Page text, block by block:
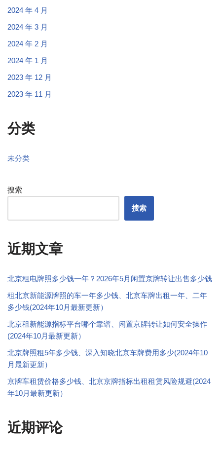
2024 年 4 月
2024 年 3 月
2024 年 2 月
2024 年 1 月
2023 年 12 月
2023 年 11 月
分类
未分类
搜索
搜索
近期文章
北京租电牌照多少钱一年？2026年5月闲置京牌转让出售多少钱
租北京新能源牌照的车一年多少钱、北京车牌出租一年、二年
多少钱(2024年10月最新更新）
北京租新能源指标平台哪个靠谱、闲置京牌转让如何安全操作
(2024年10月最新更新）
北京牌照租5年多少钱、深入知晓北京车牌费用多少(2024年10
月最新更新）
京牌车租赁价格多少钱、北京京牌指标出租租赁风险规避(2024
年10月最新更新）
近期评论